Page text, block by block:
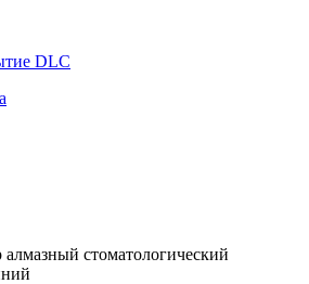
DLC
стоматологический